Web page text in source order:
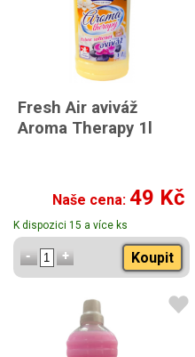
Fresh Air aviváž
Aroma Therapy 1l
Naše cena: 49 Kč
K dispozici 15 a více ks
Koupit